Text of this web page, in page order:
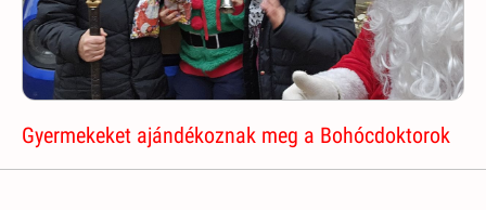
Gyermekeket ajándékoznak meg a Bohócdoktorok